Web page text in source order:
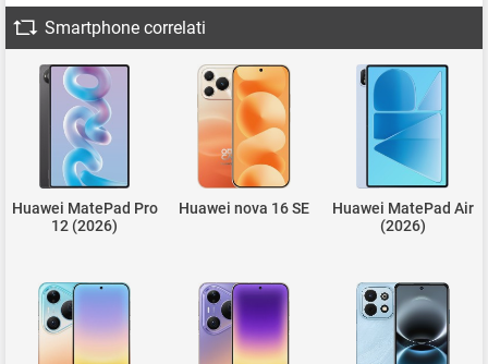
Smartphone correlati
Huawei MatePad Pro
12 (2026)
Huawei nova 16 SE
Huawei MatePad Air
(2026)